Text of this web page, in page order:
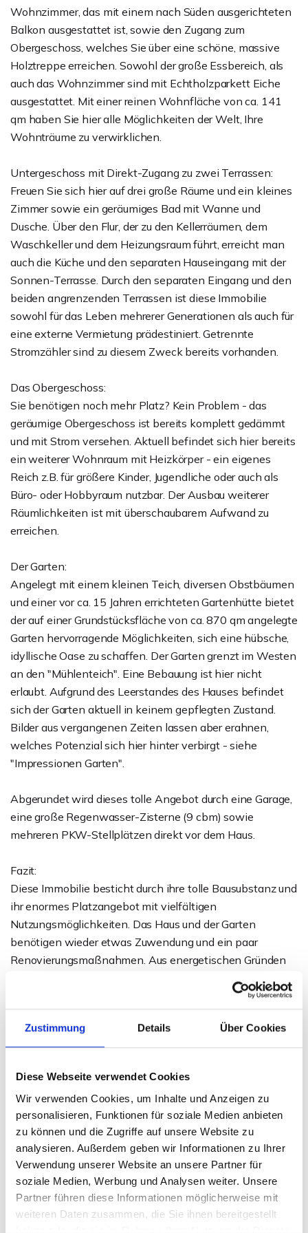
Zustimmung Details Über Cookies
Diese Webseite verwendet Cookies
Wir verwenden Cookies, um Inhalte und Anzeigen zu
personalisieren, Funktionen für soziale Medien anbieten
zu können und die Zugriffe auf unsere Website zu
analysieren. Außerdem geben wir Informationen zu Ihrer
Verwendung unserer Website an unsere Partner für
soziale Medien, Werbung und Analysen weiter. Unsere
Partner führen diese Informationen möglicherweise mit
weiteren Daten zusammen, die Sie ihnen bereitgestellt
haben oder die sie im Rahmen Ihrer Nutzung der Dienste
Wohnzimmer, das mit einem nach Süden ausgerichteten
Balkon ausgestattet ist, sowie den Zugang zum
Obergeschoss, welches Sie über eine schöne, massive
Holztreppe erreichen. Sowohl der große Essbereich, als
auch das Wohnzimmer sind mit Echtholzparkett Eiche
ausgestattet. Mit einer reinen Wohnfläche von ca. 141
qm haben Sie hier alle Möglichkeiten der Welt, Ihre
Wohnträume zu verwirklichen.
Untergeschoss mit Direkt-Zugang zu zwei Terrassen:
Freuen Sie sich hier auf drei große Räume und ein kleines
Zimmer sowie ein geräumiges Bad mit Wanne und
Dusche. Über den Flur, der zu den Kellerräumen, dem
Waschkeller und dem Heizungsraum führt, erreicht man
auch die Küche und den separaten Hauseingang mit der
Sonnen-Terrasse. Durch den separaten Eingang und den
beiden angrenzenden Terrassen ist diese Immobilie
sowohl für das Leben mehrerer Generationen als auch für
eine externe Vermietung prädestiniert. Getrennte
Stromzähler sind zu diesem Zweck bereits vorhanden.
Das Obergeschoss:
Sie benötigen noch mehr Platz? Kein Problem - das
geräumige Obergeschoss ist bereits komplett gedämmt
und mit Strom versehen. Aktuell befindet sich hier bereits
ein weiterer Wohnraum mit Heizkörper - ein eigenes
Reich z.B. für größere Kinder, Jugendliche oder auch als
Büro- oder Hobbyraum nutzbar. Der Ausbau weiterer
Räumlichkeiten ist mit überschaubarem Aufwand zu
erreichen.
Der Garten:
Angelegt mit einem kleinen Teich, diversen Obstbäumen
und einer vor ca. 15 Jahren errichteten Gartenhütte bietet
der auf einer Grundstücksfläche von ca. 870 qm angelegte
Garten hervorragende Möglichkeiten, sich eine hübsche,
idyllische Oase zu schaffen. Der Garten grenzt im Westen
an den "Mühlenteich". Eine Bebauung ist hier nicht
erlaubt. Aufgrund des Leerstandes des Hauses befindet
sich der Garten aktuell in keinem gepflegten Zustand.
Bilder aus vergangenen Zeiten lassen aber erahnen,
welches Potenzial sich hier hinter verbirgt - siehe
"Impressionen Garten".
Abgerundet wird dieses tolle Angebot durch eine Garage,
eine große Regenwasser-Zisterne (9 cbm) sowie
mehreren PKW-Stellplätzen direkt vor dem Haus.
Fazit:
Diese Immobilie besticht durch ihre tolle Bausubstanz und
ihr enormes Platzangebot mit vielfältigen
Nutzungsmöglichkeiten. Das Haus und der Garten
benötigen wieder etwas Zuwendung und ein paar
Renovierungsmaßnahmen. Aus energetischen Gründen
sollten die Fenster und die defekte Ölzentralheizung
erneuert bzw. ausgetauscht werden. Wer viel Platz
braucht, um sich frei entfalten zu können, ist hier genau
richtig, um diese Immobilie sinnvoll zu nutzen und in
neuem Glanz erstrahlen zu lassen.
Hat diese Immobilie Ihr Interesse geweckt? Dann fordern
Sie gerne unser aussagekräftiges Exposé an.
Ansprechpartner
Daniel Behrendt